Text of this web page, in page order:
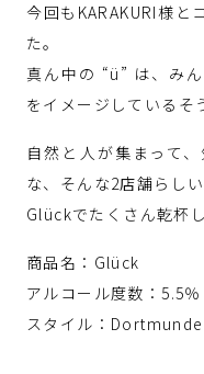
今回もKARAKURI様と
た。
真ん中の “ü” は、み
をイメージしているそ
自然と人が集まって
な、そんな2店舗らし
Glückでたくさん乾杯
商品名：Glück
アルコール度数：5.5％
スタイル：